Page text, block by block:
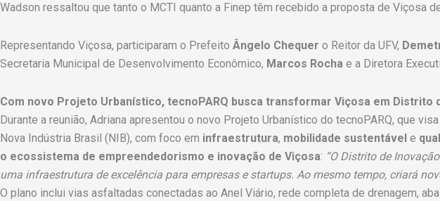
Wadson ressaltou que tanto o MCTI quanto a Finep têm recebido a proposta de Viçosa
Representando Viçosa, participaram o Prefeito Ângelo Chequer o Reitor da UFV,
Secretaria Municipal de Desenvolvimento Econômico, Marcos Rocha e a Diretora
Com novo Projeto Urbanístico, tecnoPARQ busca transformar Viçosa em Distrito
Durante a reunião, Adriana apresentou o novo Projeto Urbanístico do tecnoPARQ, que
Nova Indústria Brasil (NIB), com foco em infraestrutura, mobilidade sustentável e
o ecossistema de empreendedorismo e inovação de Viçosa: “O Distrito de
uma infraestrutura de excelência para empresas e startups. Ao mesmo tempo, criará
O plano inclui vias asfaltadas conectadas ao Anel Viário, rede completa de drenagem,